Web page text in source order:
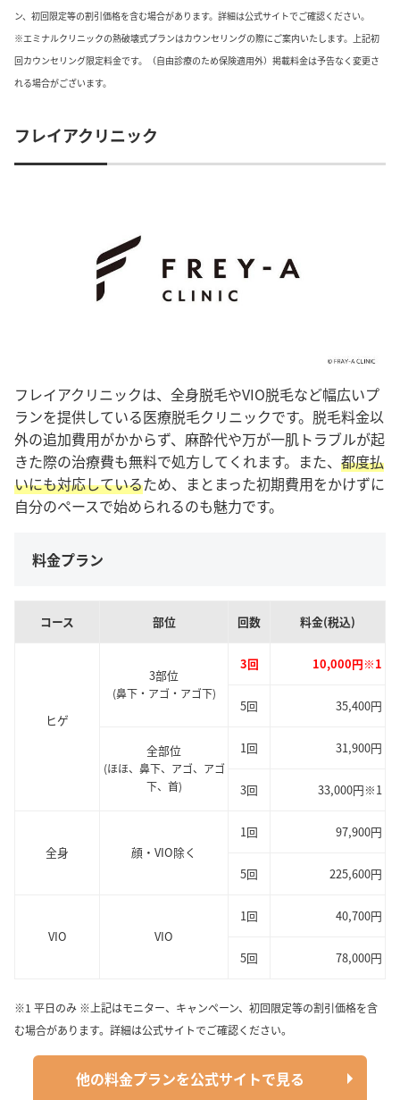
ン、初回限定等の割引価格を含む場合があります。詳細は公式サイトでご確認ください。
※エミナルクリニックの熱破壊式プランはカウンセリングの際にご案内いたします。上記初
回カウンセリング限定料金です。（自由診療のため保険適用外）掲載料金は予告なく変更さ
れる場合がございます。
フレイアクリニック
フレイアクリニックは、全身脱毛やVIO脱毛など幅広いプ
ランを提供している医療脱毛クリニックです。脱毛料金以
外の追加費用がかからず、麻酔代や万が一肌トラブルが起
きた際の治療費も無料で処方してくれます。また、 都度払
いにも対応しているため、まとまった初期費用をかけずに
自分のペースで始められるのも魅力です。
料金プラン
コース 部位 回数 料金(税込)
ヒゲ
3部位
(鼻下・アゴ・アゴ下)
3回 10,000円※1
5回 35,400円
全部位
(ほほ、鼻下、アゴ、アゴ
下、首)
1回 31,900円
3回 33,000円※1
全身 顔・VIO除く
1回 97,900円
5回 225,600円
VIO VIO
1回 40,700円
5回 78,000円
※1 平日のみ ※上記はモニター、キャンペーン、初回限定等の割引価格を含
む場合があります。詳細は公式サイトでご確認ください。
他の料金プランを公式サイトで見る